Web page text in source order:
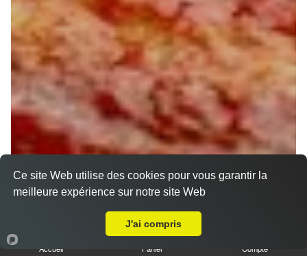
Accueil Panier Compte
Ce site Web utilise des cookies pour vous garantir la
meilleure expérience sur notre site Web
J'ai compris